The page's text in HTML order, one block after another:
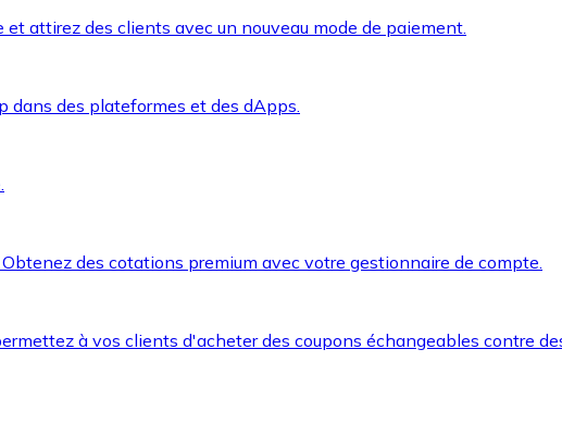
attirez des clients avec un nouveau mode de paiement.
des plateformes et des dApps.
des cotations premium avec votre gestionnaire de compte.
à vos clients d'acheter des coupons échangeables contre